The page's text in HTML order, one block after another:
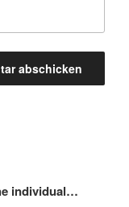
individual…